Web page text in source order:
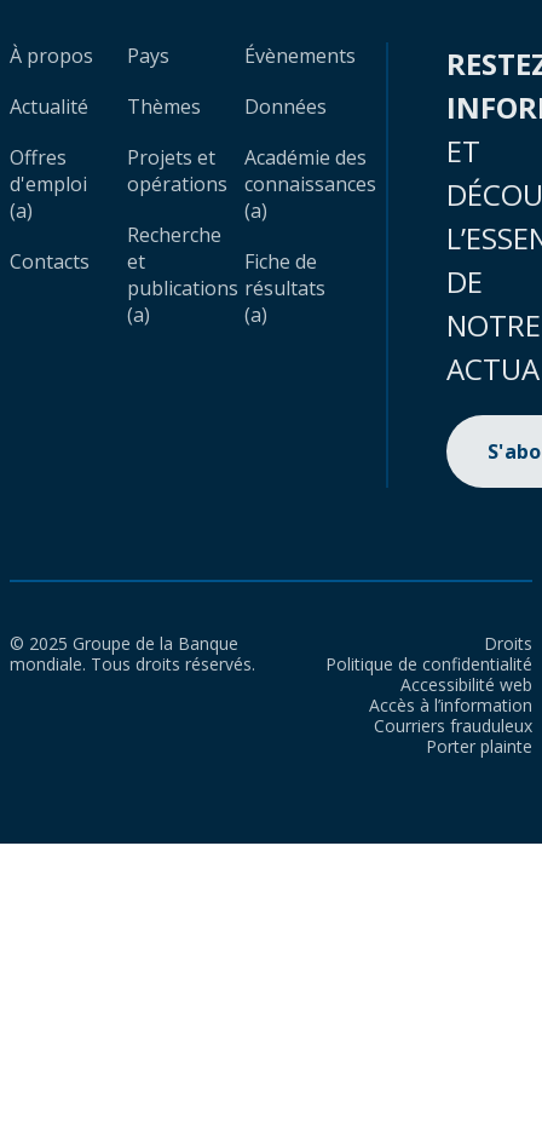
À propos
Actualité
Offres
d'emploi
(a)
Contacts
Pays
Thèmes
Projets et
opérations
Recherche
et
publications
(a)
Évènements
Données
Académie des
connaissances
(a)
Fiche de
résultats
(a)
ET
DE
NOTRE
© 2025 Groupe de la Banque
mondiale. Tous droits réservés.
Droits
Politique de confidentialité
Accessibilité web
Accès à l’information
Courriers frauduleux
Porter plainte